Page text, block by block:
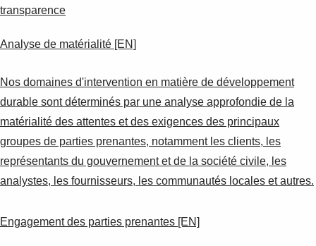
transparence
Analyse de matérialité [EN]
Nos domaines d'intervention en matière de développement
durable sont déterminés par une analyse approfondie de la
matérialité des attentes et des exigences des principaux
groupes de parties prenantes, notamment les clients, les
représentants du gouvernement et de la société civile, les
analystes, les fournisseurs, les communautés locales et autres.
Engagement des parties prenantes [EN]